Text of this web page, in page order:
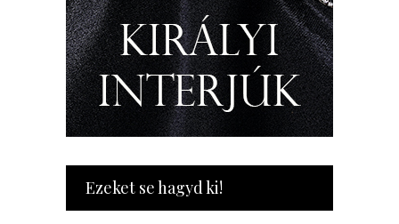
Ezeket se hagyd ki!